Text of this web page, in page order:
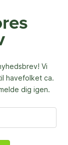
Vi
havefolket ca.
dig igen.